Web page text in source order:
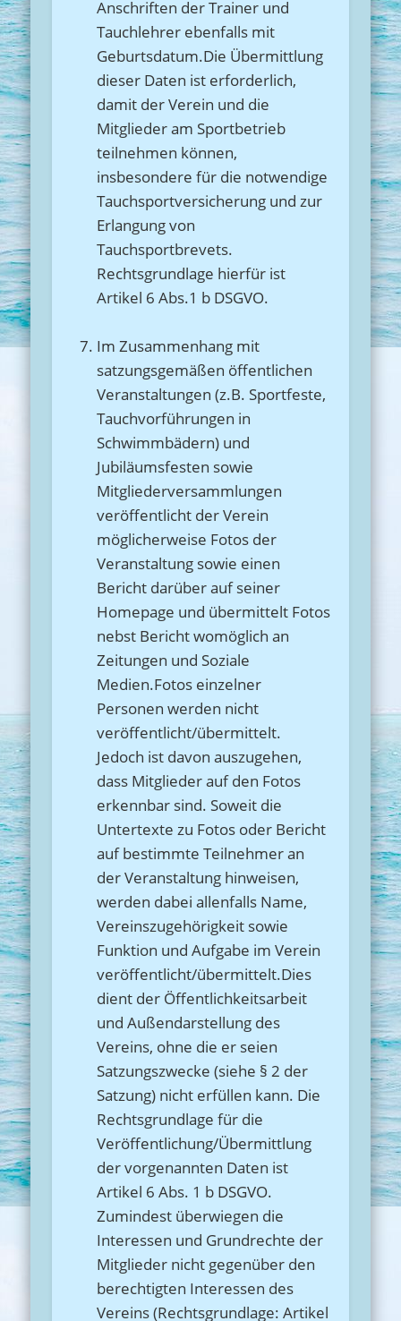
Anschriften der Trainer und
Tauchlehrer ebenfalls mit
Geburtsdatum.Die Übermittlung
dieser Daten ist erforderlich,
damit der Verein und die
Mitglieder am Sportbetrieb
teilnehmen können,
insbesondere für die notwendige
Tauchsportversicherung und zur
Erlangung von
Tauchsportbrevets.
Rechtsgrundlage hierfür ist
Artikel 6 Abs.1 b DSGVO.
Im Zusammenhang mit
satzungsgemäßen öffentlichen
Veranstaltungen (z.B. Sportfeste,
Tauchvorführungen in
Schwimmbädern) und
Jubiläumsfesten sowie
Mitgliederversammlungen
veröffentlicht der Verein
möglicherweise Fotos der
Veranstaltung sowie einen
Bericht darüber auf seiner
Homepage und übermittelt Fotos
nebst Bericht womöglich an
Zeitungen und Soziale
Medien.Fotos einzelner
Personen werden nicht
veröffentlicht/übermittelt.
Jedoch ist davon auszugehen,
dass Mitglieder auf den Fotos
erkennbar sind. Soweit die
Untertexte zu Fotos oder Bericht
auf bestimmte Teilnehmer an
der Veranstaltung hinweisen,
werden dabei allenfalls Name,
Vereinszugehörigkeit sowie
Funktion und Aufgabe im Verein
veröffentlicht/übermittelt.Dies
dient der Öffentlichkeitsarbeit
und Außendarstellung des
Vereins, ohne die er seien
Satzungszwecke (siehe § 2 der
Satzung) nicht erfüllen kann. Die
Rechtsgrundlage für die
Veröffentlichung/Übermittlung
der vorgenannten Daten ist
Artikel 6 Abs. 1 b DSGVO.
Zumindest überwiegen die
Interessen und Grundrechte der
Mitglieder nicht gegenüber den
berechtigten Interessen des
Vereins (Rechtsgrundlage: Artikel